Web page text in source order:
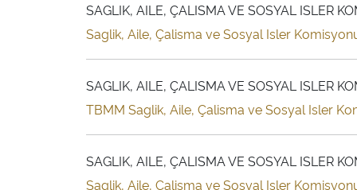
SAGLIK, AILE, ÇALISMA VE SOSYAL ISLER
Saglik, Aile, Çalisma ve Sosyal Isler
SAGLIK, AILE, ÇALISMA VE SOSYAL ISLER
TBMM Saglik, Aile, Çalisma ve Sosyal Isler
SAGLIK, AILE, ÇALISMA VE SOSYAL ISLER
Saglik, Aile, Çalisma ve Sosyal Isler